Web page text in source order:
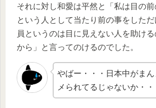
それに対し和愛は平然と「私は目の
という人として当たり前の事をした
員というのは目に見えない人を助け
から」と言ってのけるのでした。
やばー・・・日本中がま
メられてるじゃないか・・